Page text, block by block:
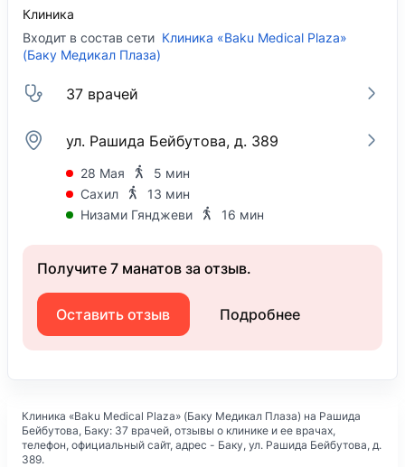
Клиника
Входит в состав сети Клиника «Baku Medical Plaza»
(Баку Медикал Плаза)
37 врачей
ул. Рашида Бейбутова, д. 389
28 Мая
5 мин
Сахил
13 мин
Низами Гянджеви
16 мин
Получите 7 манатов за отзыв.
Оставить отзыв Подробнее
Клиника «Baku Medical Plaza» (Баку Медикал Плаза) на Рашида
Бейбутова, Баку: 37 врачей, отзывы о клинике и ее врачах,
телефон, официальный сайт, адрес - Баку, ул. Рашида Бейбутова, д.
389.